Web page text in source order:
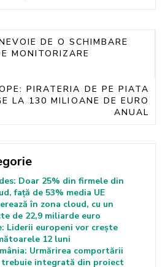
DE O SCHIMBARE
MONITORIZARE
PIRATERIA DE PE PIATA
LA 130 MILIOANE DE EURO
ANUAL
Doar 25% din firmele din
față de 53% media UE
în zona cloud, cu un
de 22,9 miliarde euro
Liderii europeni vor crește
12 luni
Urmărirea comportării
integrată din proiect